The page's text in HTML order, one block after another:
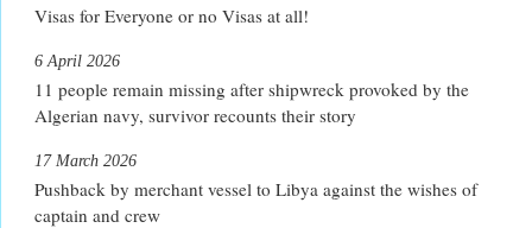
Visas for Everyone or no Visas at all!
11 people remain missing after shipwreck provoked by the
Algerian navy, survivor recounts their story
6 April 2026
Pushback by merchant vessel to Libya against the wishes of
captain and crew
17 March 2026